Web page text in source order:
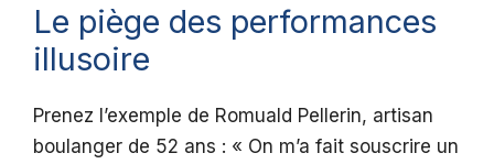
Le piège des performances
illusoire
Prenez l’exemple de Romuald Pellerin, artisan
boulanger de 52 ans : « On m’a fait souscrire un